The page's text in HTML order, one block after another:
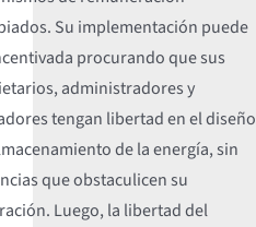
Su implementación puede
procurando que sus
administradores y
tengan libertad en el diseño
de la energía, sin
que obstaculicen su
Luego, la libertad del